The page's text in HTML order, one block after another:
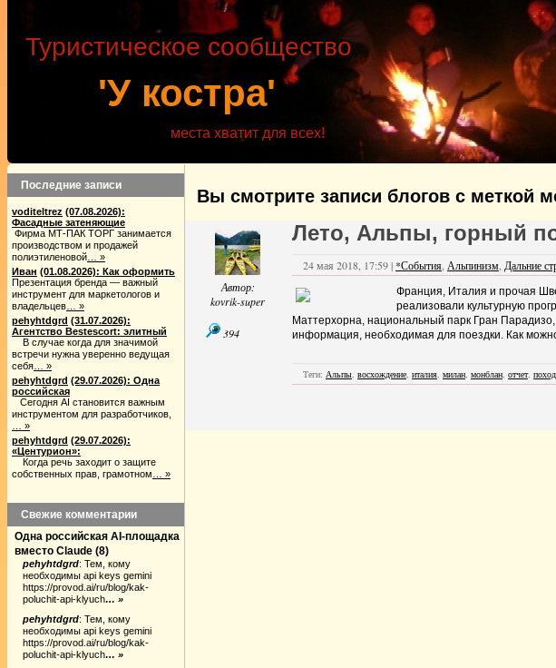
'У костра'
Туристическое сообщество
места хватит для всех!
Вы смотрите записи блогов с меткой
Автор:
kovrik-super
394
Лето, Альпы, горный
24 мая 2018, 17:59 | *События Альпинизм Дальние
Франция, Италия и прочая
реализовали культурную
Маттерхорна, национальный парк Гран
информация, необходимая для поездки. Как
Теги: Альпы, восхождение, италия, милан, монблан, отчет, поход
Последние записи
voditeltrez (07.08.2026):
Фасадные затеняющие
Фирма МТ-ПАК ТОРГ занимается
производством и продажей
полиэтиленовой … »
Иван (01.08.2026): Как оформить
Презентация бренда — важный
инструмент для маркетологов и
владельцев … »
pehyhtdgrd (31.07.2026):
Агентство Bestescort: элитный
В случае когда для значимой
встречи нужна уверенно ведущая
себя … »
pehyhtdgrd (29.07.2026): Одна
российская
Сегодня AI становится важным
инструментом для разработчиков,
… »
pehyhtdgrd (29.07.2026):
«Центурион»:
Когда речь заходит о защите
собственных прав, грамотном … »
Свежие комментарии
Одна российская AI-площадка
вместо Claude (8)
pehyhtdgrd: Тем, кому
необходимы api keys gemini
https://provod.ai/ru/blog/kak-
poluchit-api-klyuch… »
pehyhtdgrd: Тем, кому
необходимы api keys gemini
https://provod.ai/ru/blog/kak-
poluchit-api-klyuch… »